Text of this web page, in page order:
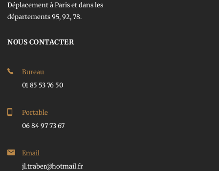
Déplacement à Paris et dans les
départements 95, 92, 78.
NOUS CONTACTER
Bureau
01 85 53 76 50
Portable
06 84 97 73 67
Email
jl.traber@hotmail.fr